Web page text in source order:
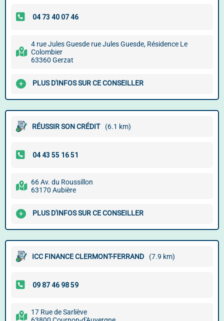
4 rue Jules Guesde rue Jules Guesde, Résidence Le
Colombier
63360 Gerzat
PLUS D'INFOS SUR CE CONSEILLER
RÉUSSIR SON CRÉDIT (6.1 km)
66 Av. du Roussillon
63170 Aubière
PLUS D'INFOS SUR CE CONSEILLER
ICC FINANCE CLERMONT-FERRAND (7.9 km)
17 Rue de Sarliève